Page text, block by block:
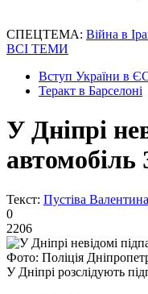
СПЕЦТЕМА: Війна в
ВСІ ТЕМИ
Вступ України в
Теракт в Барселоні
У Дніпрі
Текст: Пустіва Валентина
0
2206
Фото: Поліція
У Дніпрі розслідують